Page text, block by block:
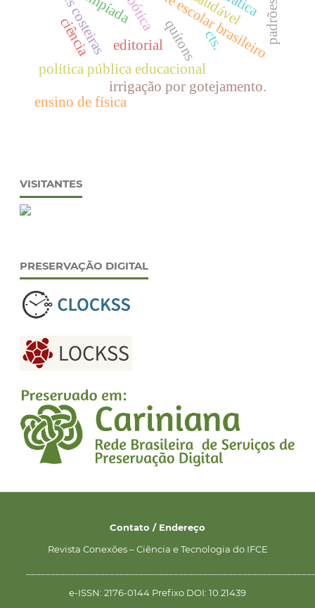
editorial
política pública educacional
quítons
irrigação por gotejamento.
cts.
ensino de física
ciência
VISITANTES
PRESERVAÇÃO DIGITAL
Contato / Endereço
Revista Conexões – Ciência e Tecnologia do IFCE
e-ISSN: 2176-0144 Prefixo DOI: 10.21439